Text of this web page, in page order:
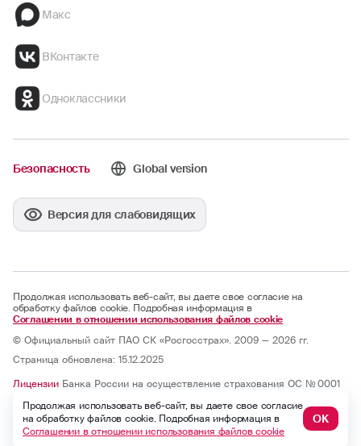
Макс
ВКонтакте
Одноклассники
Безопасность Global version
Версия для слабовидящих
Продолжая использовать веб-сайт, вы даете свое согласие на
обработку файлов cookie. Подробная информация в
Соглашении в отношении использования файлов cookie
© Официальный сайт ПАО СК «Росгосстрах». 2009 — 2026 гг.
Страница обновлена: 15.12.2025
Лицензии Банка России на осуществление страхования ОС № 0001
№ 0001 — 05 и на осуществление перестрахования ПС № 0001 от
07.10.2025; бессрочные.
Юридический адрес: 121059, г. Москва, ул. Киевская, д. 7, к. 1
Продолжая использовать веб-сайт, вы даете свое согласие
на обработку файлов cookie. Подробная информация в
Соглашении в отношении использования файлов cookie
ОК